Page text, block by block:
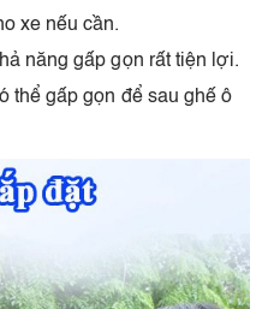
xe nếu cần.
năng gấp gọn rất tiện lợi.
thể gấp gọn để sau ghế ô